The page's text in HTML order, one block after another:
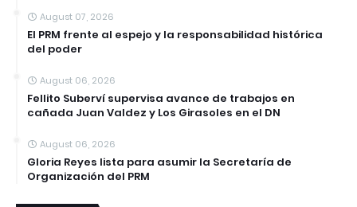
August 07, 2026
El PRM frente al espejo y la responsabilidad histórica
del poder
August 06, 2026
Fellito Suberví supervisa avance de trabajos en
cañada Juan Valdez y Los Girasoles en el DN
August 06, 2026
Gloria Reyes lista para asumir la Secretaría de
Organización del PRM